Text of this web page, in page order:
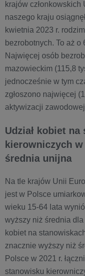
krajów członkowskich
naszego kraju
kwietnia 2023 r.
bezrobotnych. To aż
Najwięcej osób
mazowieckim (115,8
jednocześnie w tym
zgłoszono najwięcej
aktywizacji
Udział kobiet
kierowniczych
średnia unijna
Na tle krajów Unii
jest w Polsce
wieku 15-64 lata
wyższy niż średnia
kobiet na
znacznie wyższy niż
Polsce w 2021 r.
stanowisku